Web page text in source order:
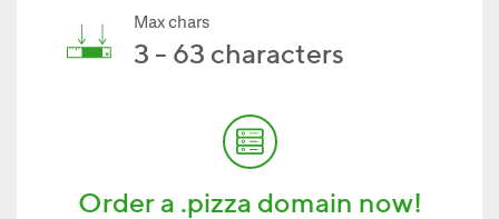
Max chars
3 - 63 characters
Order a .pizza domain now!